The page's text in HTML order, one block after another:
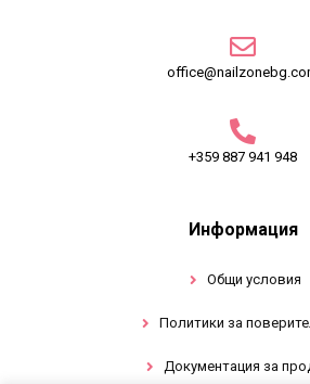
+359 887 941 948
Информация
Общи условия
Политики за
Документация за